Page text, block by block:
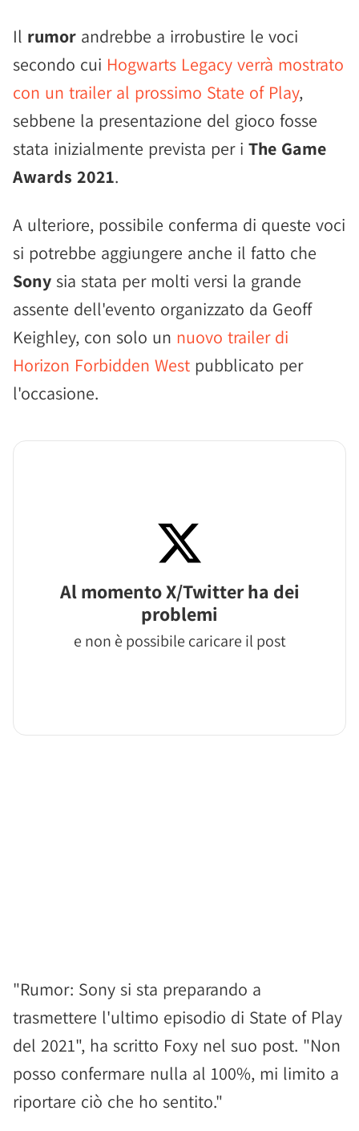
Il rumor andrebbe a irrobustire le voci
secondo cui Hogwarts Legacy verrà mostrato
con un trailer al prossimo State of Play,
sebbene la presentazione del gioco fosse
stata inizialmente prevista per i The Game
Awards 2021.
A ulteriore, possibile conferma di queste voci
si potrebbe aggiungere anche il fatto che
Sony sia stata per molti versi la grande
assente dell'evento organizzato da Geoff
Keighley, con solo un nuovo trailer di
Horizon Forbidden West pubblicato per
l'occasione.
Al momento X/Twitter ha dei
problemi
e non è possibile caricare il post
"Rumor: Sony si sta preparando a
trasmettere l'ultimo episodio di State of Play
del 2021", ha scritto Foxy nel suo post. "Non
posso confermare nulla al 100%, mi limito a
riportare ciò che ho sentito."